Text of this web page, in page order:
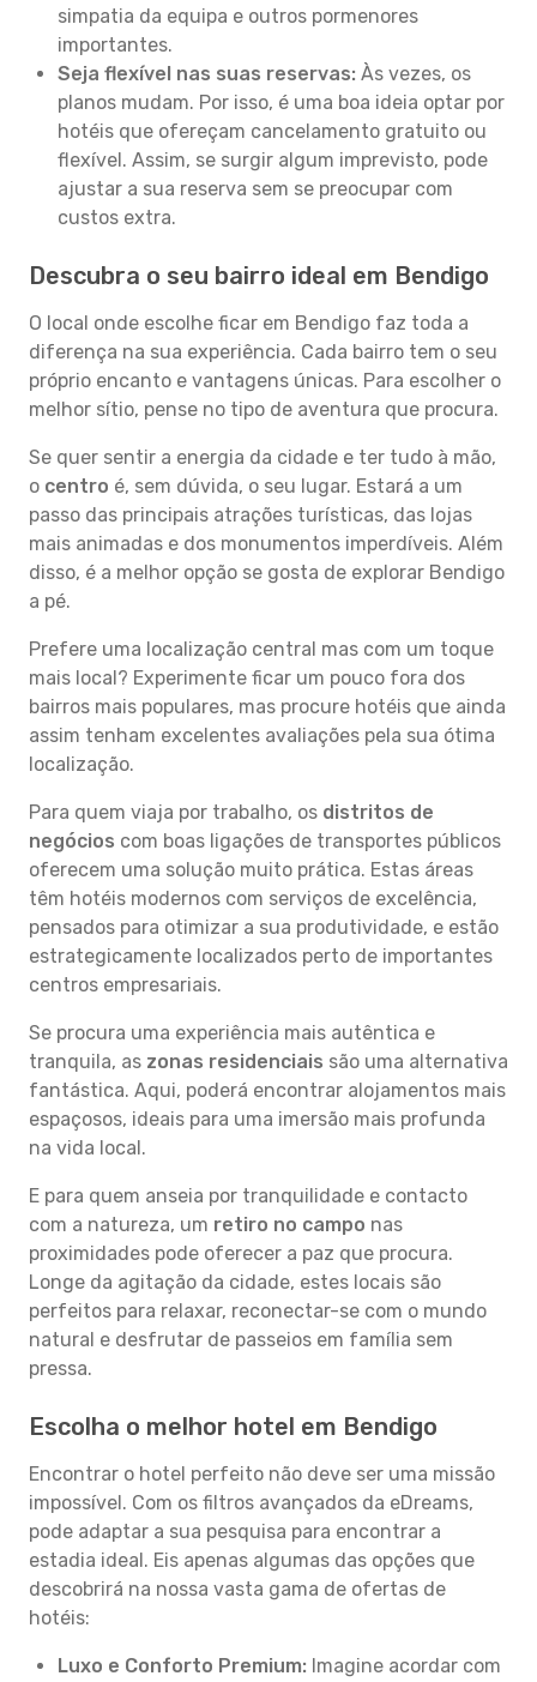
simpatia da equipa e outros pormenores
importantes.
Seja flexível nas suas reservas: Às vezes, os
planos mudam. Por isso, é uma boa ideia optar por
hotéis que ofereçam cancelamento gratuito ou
flexível. Assim, se surgir algum imprevisto, pode
ajustar a sua reserva sem se preocupar com
custos extra.
Descubra o seu bairro ideal em Bendigo
O local onde escolhe ficar em Bendigo faz toda a
diferença na sua experiência. Cada bairro tem o seu
próprio encanto e vantagens únicas. Para escolher o
melhor sítio, pense no tipo de aventura que procura.
Se quer sentir a energia da cidade e ter tudo à mão,
o centro é, sem dúvida, o seu lugar. Estará a um
passo das principais atrações turísticas, das lojas
mais animadas e dos monumentos imperdíveis. Além
disso, é a melhor opção se gosta de explorar Bendigo
a pé.
Prefere uma localização central mas com um toque
mais local? Experimente ficar um pouco fora dos
bairros mais populares, mas procure hotéis que ainda
assim tenham excelentes avaliações pela sua ótima
localização.
Para quem viaja por trabalho, os distritos de
negócios com boas ligações de transportes públicos
oferecem uma solução muito prática. Estas áreas
têm hotéis modernos com serviços de excelência,
pensados para otimizar a sua produtividade, e estão
estrategicamente localizados perto de importantes
centros empresariais.
Se procura uma experiência mais autêntica e
tranquila, as zonas residenciais são uma alternativa
fantástica. Aqui, poderá encontrar alojamentos mais
espaçosos, ideais para uma imersão mais profunda
na vida local.
E para quem anseia por tranquilidade e contacto
com a natureza, um retiro no campo nas
proximidades pode oferecer a paz que procura.
Longe da agitação da cidade, estes locais são
perfeitos para relaxar, reconectar-se com o mundo
natural e desfrutar de passeios em família sem
pressa.
Escolha o melhor hotel em Bendigo
Encontrar o hotel perfeito não deve ser uma missão
impossível. Com os filtros avançados da eDreams,
pode adaptar a sua pesquisa para encontrar a
estadia ideal. Eis apenas algumas das opções que
descobrirá na nossa vasta gama de ofertas de
hotéis:
Luxo e Conforto Premium: Imagine acordar com